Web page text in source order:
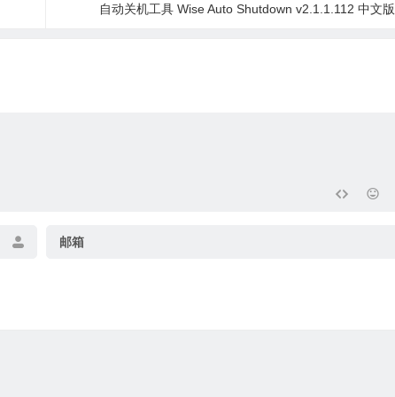
自动关机工具 Wise Auto Shutdown v2.1.1.112 中文版
邮箱